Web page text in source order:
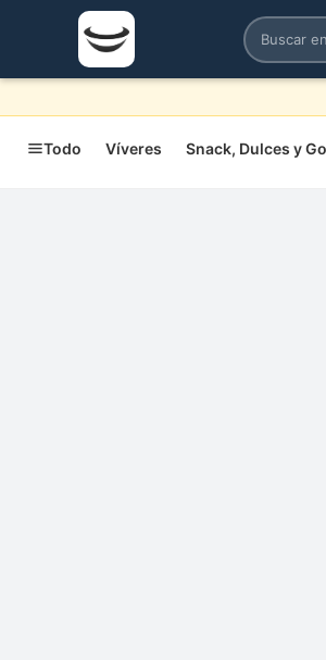
Todo Víveres Snack, Dulces y